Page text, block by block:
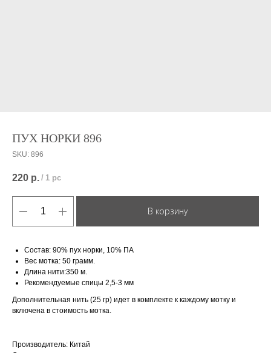
ПУХ НОРКИ 896
SKU: 896
220 р. / 1 pc
В корзину
Состав: 90% пух норки, 10% ПА
Вес мотка: 50 грамм.
Длина нити:350 м.
Рекомендуемые спицы 2,5-3 мм
Дополнительная нить (25 гр) идет в комплекте к каждому мотку и
включена в стоимость мотка.
Производитель: Китай